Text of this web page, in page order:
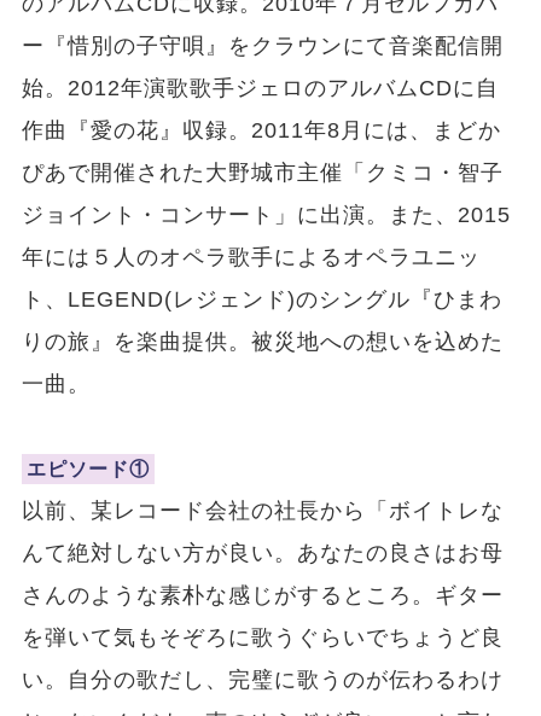
ー『惜別の子守唄』をクラウンにて音楽配信開
始。2012年演歌歌手ジェロのアルバムCDに自
作曲『愛の花』収録。2011年8月には、まどか
ぴあで開催された大野城市主催「クミコ・智子
ジョイント・コンサート」に出演。また、2015
年には５人のオペラ歌手によるオペラユニッ
ト、LEGEND(レジェンド)のシングル『ひまわ
りの旅』を楽曲提供。被災地への想いを込めた
一曲。
エピソード①
以前、某レコード会社の社長から「ボイトレな
んて絶対しない方が良い。あなたの良さはお母
さんのような素朴な感じがするところ。ギター
を弾いて気もそぞろに歌うぐらいでちょうど良
い。自分の歌だし、完璧に歌うのが伝わるわけ